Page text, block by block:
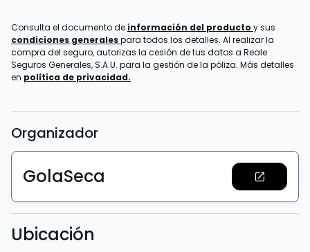
Consulta el documento de información del producto y sus
condiciones generalespara todos los detalles. Al realizar la
compra del seguro, autorizas la cesión de tus datos a Reale
Seguros Generales, S.A.U. para la gestión de la póliza. Más detalles
en política de privacidad.
Organizador
GolaSeca
Ubicación